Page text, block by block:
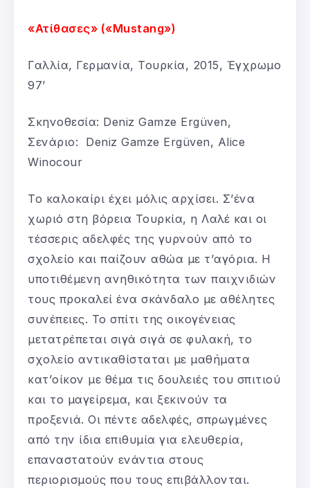
«Ατίθασες» («Mustang»)
Γαλλία, Γερμανία, Τουρκία, 2015, Έγχρωμο
97’
Σκηνοθεσία: Deniz Gamze Ergüven,
Σενάριο: Deniz Gamze Ergüven, Alice
Winocour
Το καλοκαίρι έχει μόλις αρχίσει. Σ’ένα
χωριό στη βόρεια Τουρκία, η Λαλέ και οι
τέσσερις αδελφές της γυρνούν από το
σχολείο και παίζουν αθώα με τ’αγόρια. Η
υποτιθέμενη ανηθικότητα των παιχνιδιών
τους προκαλεί ένα σκάνδαλο με αθέλητες
συνέπειες. Το σπίτι της οικογένειας
μετατρέπεται σιγά σιγά σε φυλακή, το
σχολείο αντικαθίσταται με μαθήματα
κατ’οίκον με θέμα τις δουλειές του σπιτιού
και το μαγείρεμα, και ξεκινούν τα
προξενιά. Οι πέντε αδελφές, σπρωγμένες
από την ίδια επιθυμία για ελευθερία,
επαναστατούν ενάντια στους
περιορισμούς που τους επιβάλλονται.